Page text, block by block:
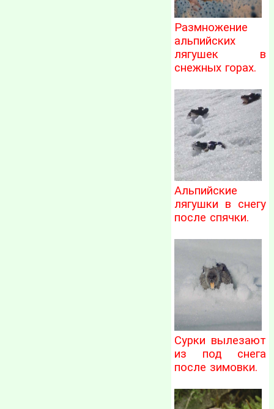
Размножение
альпийских
лягушек в
снежных горах.
Альпийские
лягушки в снегу
после спячки.
Сурки вылезают
из под снега
после зимовки.